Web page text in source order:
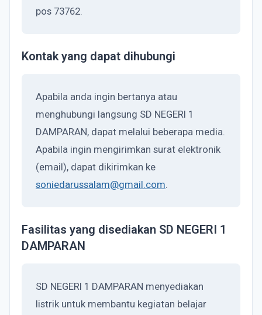
pos 73762.
Kontak yang dapat dihubungi
Apabila anda ingin bertanya atau
menghubungi langsung SD NEGERI 1
DAMPARAN, dapat melalui beberapa media.
Apabila ingin mengirimkan surat elektronik
(email), dapat dikirimkan ke
soniedarussalam@gmail.com.
Fasilitas yang disediakan SD NEGERI 1
DAMPARAN
SD NEGERI 1 DAMPARAN menyediakan
listrik untuk membantu kegiatan belajar